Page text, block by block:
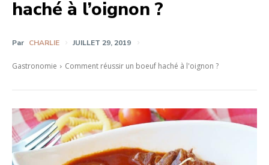
haché à l’oignon ?
Par CHARLIE JUILLET 29, 2019
Gastronomie Comment réussir un boeuf haché à l'oignon ?